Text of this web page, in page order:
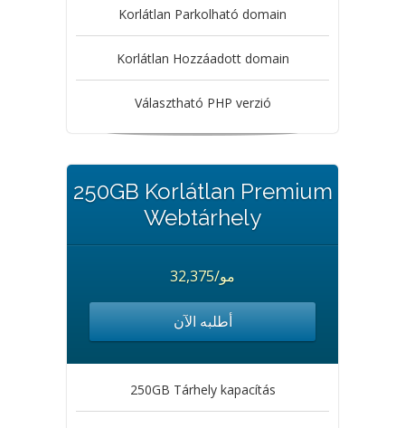
Korlátlan Parkolható domain
Korlátlan Hozzáadott domain
Választható PHP verzió
250GB Korlátlan Premium
Webtárhely
32,375/مو
أطلبه الآن
250GB Tárhely kapacítás